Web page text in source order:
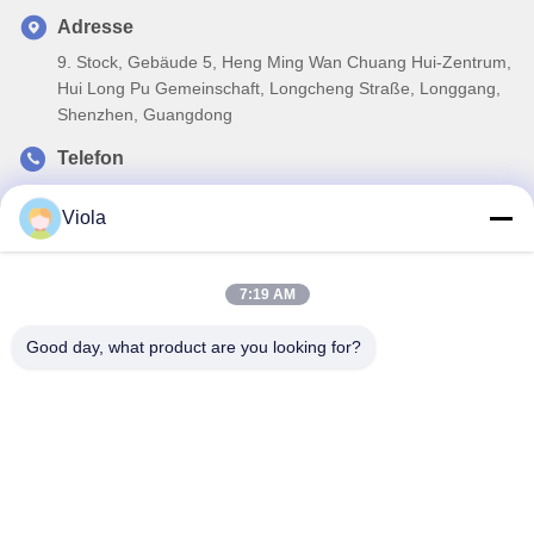
Adresse
9. Stock, Gebäude 5, Heng Ming Wan Chuang Hui-Zentrum,
Hui Long Pu Gemeinschaft, Longcheng Straße, Longgang,
Shenzhen, Guangdong
Telefon
E-Mail-Adresse
Viola
7:19 AM
Good day, what product are you looking for?